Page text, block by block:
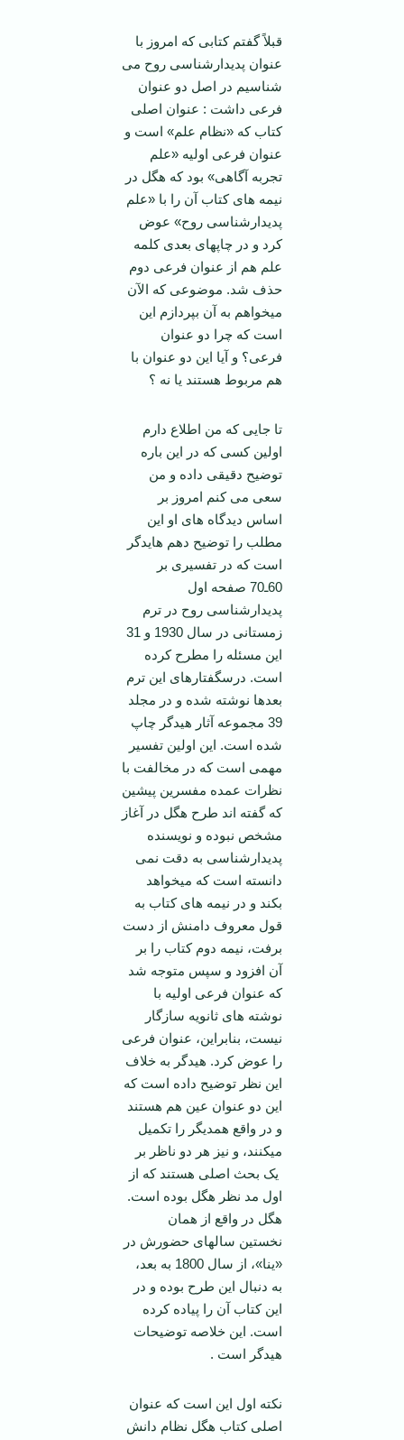
قبلاً گفتم کتابی که امروز با
عنوان پدیدارشناسی روح می
شناسیم در اصل دو عنوان
فرعی داشت : عنوان اصلی
کتاب که «نظام علم» است و
عنوان فرعی اولیه «علم
تجربه آگاهی» بود که هگل در
نیمه های کتاب آن را با «علم
پدیدارشناسی روح» عوض
کرد و در چاپهای بعدی کلمه
علم هم از عنوان فرعی دوم
حذف شد. موضوعی که الآن
می­خواهم به آن بپردازم این
است که چرا دو عنوان
فرعی؟ و آیا این دو عنوان با
هم مربوط هستند یا نه ؟
تا جایی که من اطلاع دارم
اولین کسی که در این باره
توضیح دقیقی داده و من
سعی می کنم امروز بر
اساس دیدگاه­ های او این
مطلب را توضیح دهم هایدگر
است که در تفسیری بر
60ـ70 صفحه اول
پدیدارشناسی روح در ترم
زمستانی در سال 1930 و 31
این مسئله را مطرح کرده
است. درسگفتارهای این ترم
بعدها نوشته شده و در مجلد
39 مجموعه آثار هیدگر چاپ
شده است. این اولین تفسیر
مهمی است که در مخالفت با
نظرات عمده مفسرین پیشین
که گفته­ اند طرح هگل در آغاز
مشخص نبوده و نویسنده
پدیدارشناسی به دقت نمی
دانسته است که می­خواهد
بکند و در نیمه­ های کتاب به
قول معروف دامنش از دست
برفت، نیمه دوم کتاب را بر
آن افزود و سپس متوجه شد
که عنوان فرعی اولیه با
نوشته­ های ثانویه سازگار
نیست، بنابراین، عنوان فرعی
را عوض کرد. هیدگر به خلاف
این نظر توضیح داده است که
این دو عنوان عین هم هستند
و در واقع همدیگر را تکمیل
می­کنند، و نیز هر دو ناظر بر
یک بحث اصلی هستند که از
اول مد نظر هگل بوده است.
هگل در واقع از همان
نخستین سالهای حضورش در
«ینا»، از سال 1800 به بعد،
به دنبال این طرح بوده و در
این کتاب آن را پیاده کرده
است. این خلاصه توضیحات
هیدگر است .
نکته اول این است که عنوان
اصلی کتاب هگل نظام دانش